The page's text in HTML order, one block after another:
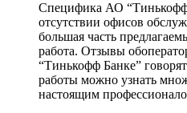
Специфика АО “Тинькофф
отсутствии офисов
большая часть
работа. Отзывы
“Тинькофф Банке”
работы можно узнать
настоящим